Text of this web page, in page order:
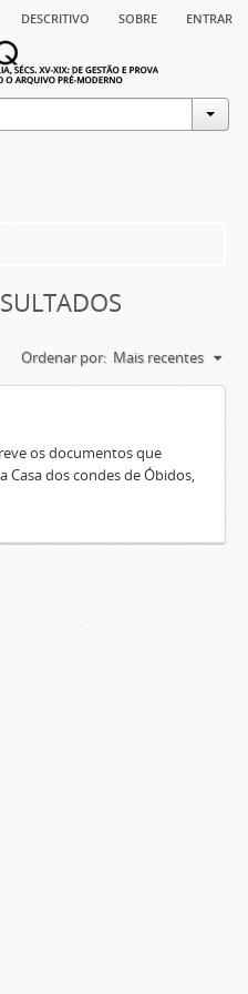
descritivo sobre entrar
Ordenar por: Mais recentes
os documentos que
Casa dos condes de Óbidos,